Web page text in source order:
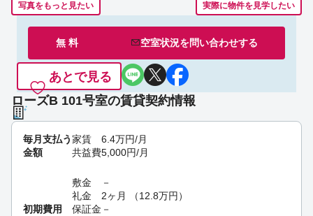
写真をもっと見たい 実際に物件を見学したい
無 料 空室状況を問い合わせする
あとで見る
ローズB 101号室の賃貸契約情報
毎月支払う
金額
家賃 6.4万円/月
共益費5,000円/月
初期費用
敷金
－
礼金
2ヶ月 （12.8万円 ）
保証金 －